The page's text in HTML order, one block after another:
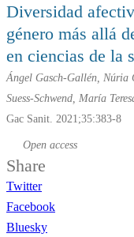
Diversidad
género más allá
en ciencias de la
Ángel Gasch-Gallén, Núria
Suess-Schwend, María
Gac Sanit. 2021;35:383-8
Open access
Share
Twitter
Facebook
Bluesky